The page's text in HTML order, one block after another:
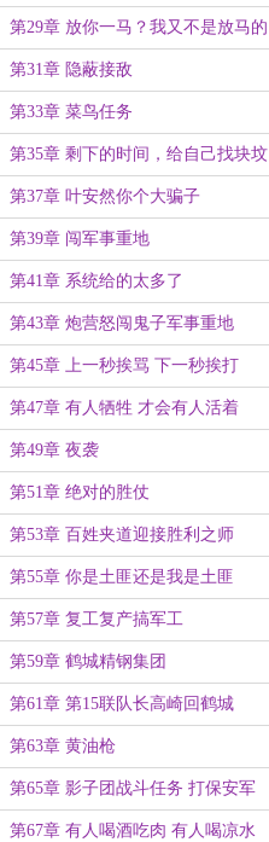
第29章 放你一马？我又不是放马的
第31章 隐蔽接敌
第33章 菜鸟任务
第35章 剩下的时间，给自己找块坟
吧
第37章 叶安然你个大骗子
第39章 闯军事重地
第41章 系统给的太多了
第43章 炮营怒闯鬼子军事重地
第45章 上一秒挨骂 下一秒挨打
第47章 有人牺牲 才会有人活着
第49章 夜袭
第51章 绝对的胜仗
第53章 百姓夹道迎接胜利之师
第55章 你是土匪还是我是土匪
第57章 复工复产搞军工
第59章 鹤城精钢集团
第61章 第15联队长高崎回鹤城
第63章 黄油枪
第65章 影子团战斗任务 打保安军
骑兵团
第67章 有人喝酒吃肉 有人喝凉水